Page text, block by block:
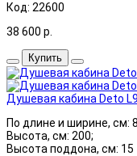
Код: 22600
38 600 р.
Купить
Душевая кабина Deto
По длине и ширине, см:
Высота, см: 200;
Высота поддона, см: 15